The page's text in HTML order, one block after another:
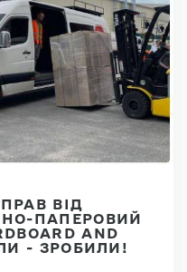
ВІД
ПАПЕРОВИЙ
AND
- ЗРОБИЛИ!